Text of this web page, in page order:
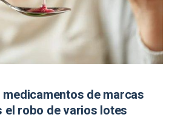
de marcas
robo de varios lotes